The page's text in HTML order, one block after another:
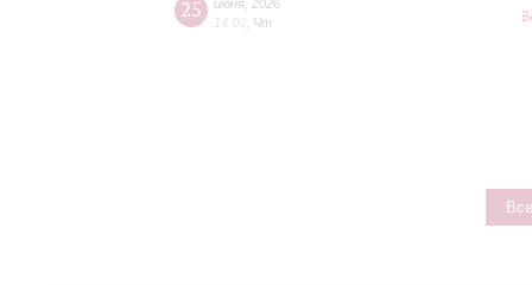
25 июня 2026
14:00 Чт